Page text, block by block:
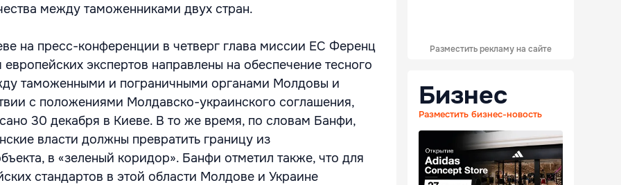
между таможенниками двух стран.
на пресс-конференции в четверг глава миссии ЕС Ференц
экспертов направлены на обеспечение тесного
таможенными и пограничными органами Молдовы и
с положениями Молдавско-украинского соглашения,
30 декабря в Киеве. В то же время, по словам Банфи,
власти должны превратить границу из
в «зеленый коридор». Банфи отметил также, что для
стандартов в этой области Молдове и Украине
Разместить рекламу на сайте
Бизнес
Разместить бизнес-новость